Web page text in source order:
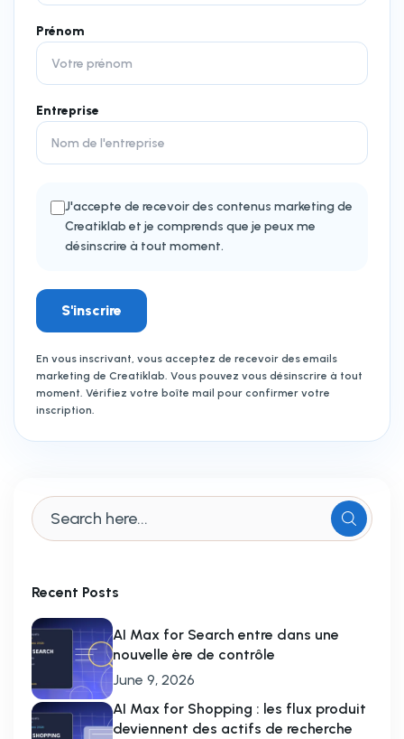
Prénom
Entreprise
J'accepte de recevoir des contenus marketing de
Creatiklab et je comprends que je peux me
désinscrire à tout moment.
S'inscrire
En vous inscrivant, vous acceptez de recevoir des emails
marketing de Creatiklab. Vous pouvez vous désinscrire à tout
moment. Vérifiez votre boîte mail pour confirmer votre
inscription.
Recent Posts
AI Max for Search entre dans une
nouvelle ère de contrôle
June 9, 2026
AI Max for Shopping : les flux produit
deviennent des actifs de recherche